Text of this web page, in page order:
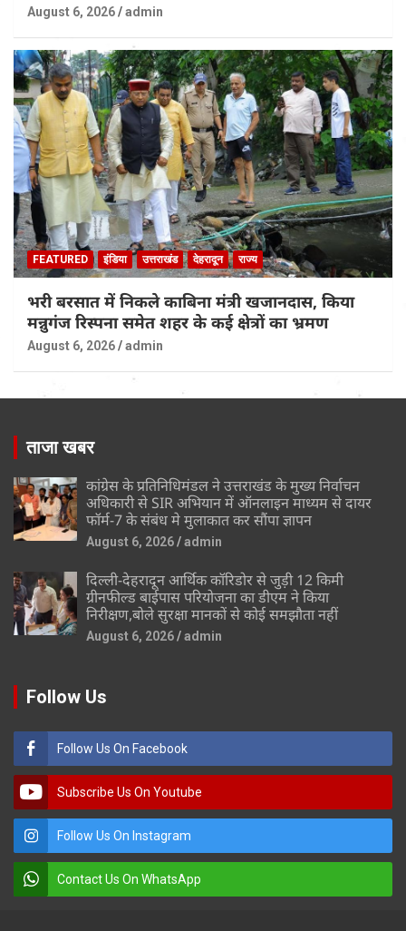
August 6, 2026 admin
FEATURED इंडिया उत्तराखंड देहरादून राज्य
भरी बरसात में निकले काबिना मंत्री खजानदास, किया
मन्नुगंज रिस्पना समेत शहर के कई क्षेत्रों का भ्रमण
August 6, 2026 admin
ताजा खबर
कांग्रेस के प्रतिनिधिमंडल ने उत्तराखंड के मुख्य निर्वाचन
अधिकारी से SIR अभियान में ऑनलाइन माध्यम से दायर
फॉर्म-7 के संबंध मे मुलाकात कर सौंपा ज्ञापन
August 6, 2026 admin
दिल्ली-देहरादून आर्थिक कॉरिडोर से जुड़ी 12 किमी
ग्रीनफील्ड बाईपास परियोजना का डीएम ने किया
निरीक्षण,बोले सुरक्षा मानकों से कोई समझौता नहीं
August 6, 2026 admin
Follow Us
Follow Us On Facebook
Subscribe Us On Youtube
Follow Us On Instagram
Contact Us On WhatsApp